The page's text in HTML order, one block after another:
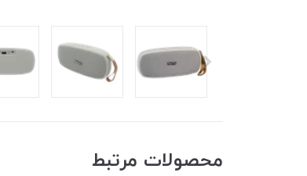
محصولات مرتبط